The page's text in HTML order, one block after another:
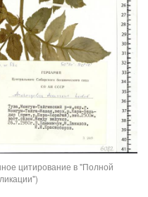
цитирование в "Полной